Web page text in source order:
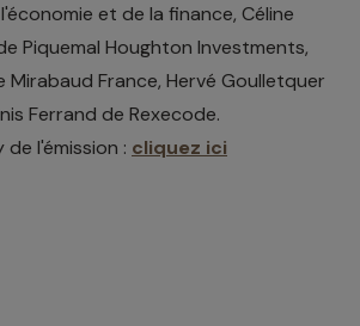
et de la finance, Céline
Piquemal Houghton Investments,
Mirabaud France, Hervé Goulletquer
Ferrand de Rexecode.
l'émission : cliquez ici